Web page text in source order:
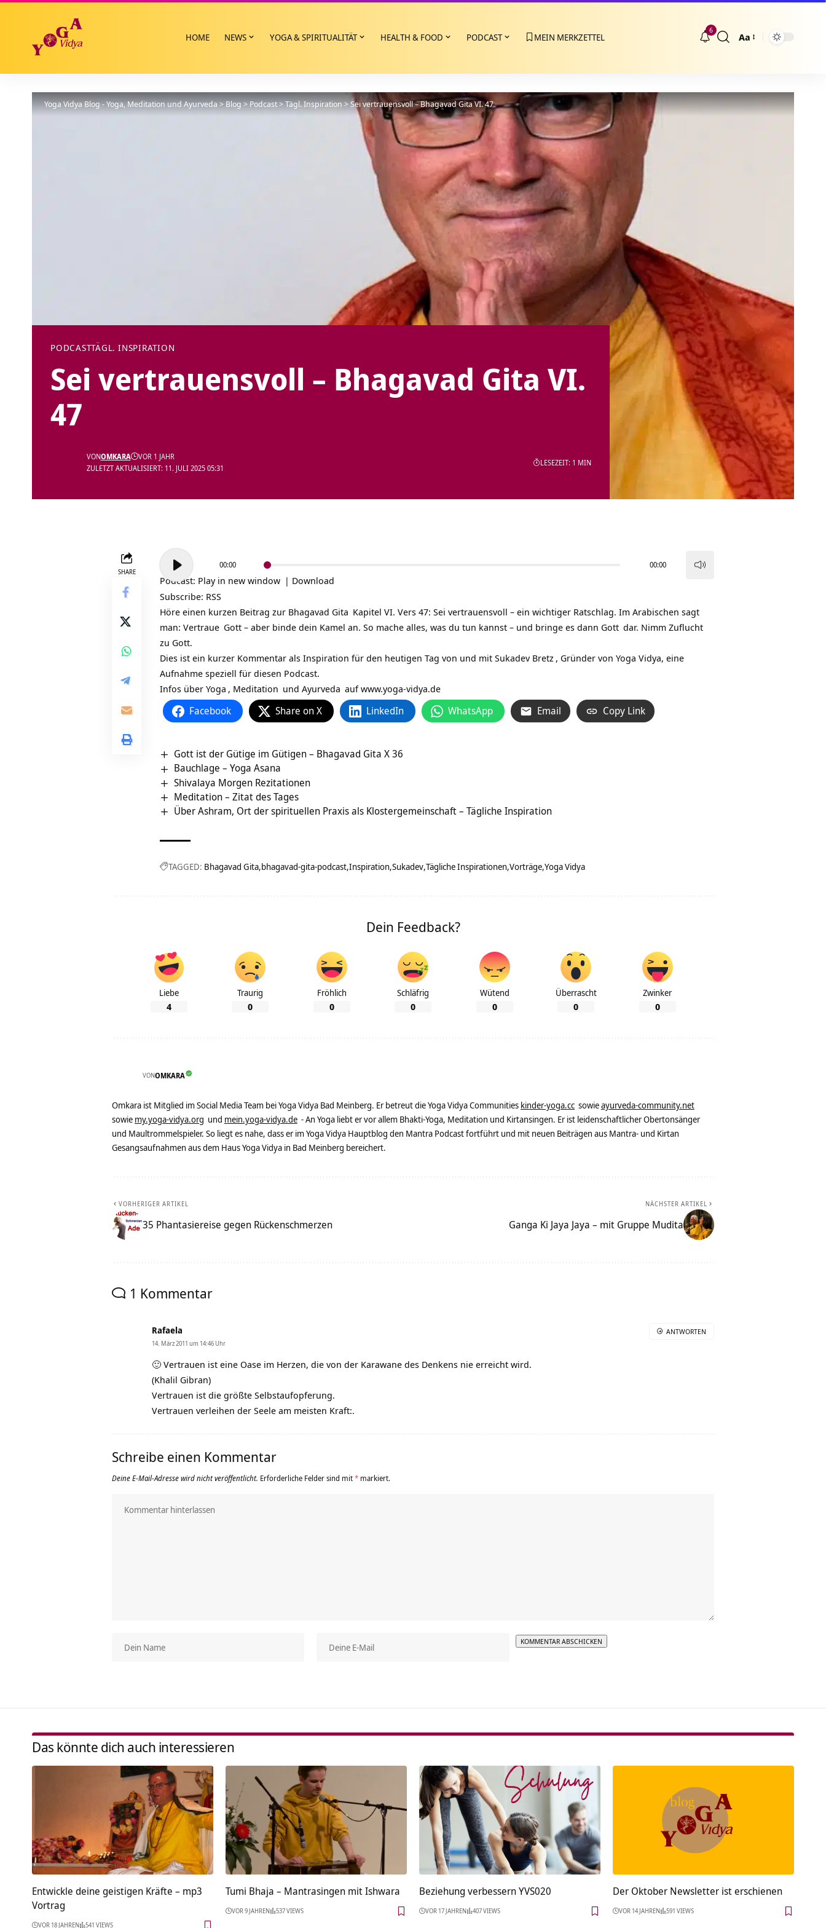
HOME NEWS YOGA & SPIRITUALITÄT HEALTH & FOOD PODCAST MEIN MERKZETTEL
6
Größenänderung
Aa
Yoga Vidya Blog - Yoga, Meditation und Ayurveda>Blog>Podcast>Tägl. Inspiration>Sei vertrauensvoll – Bhagavad Gita VI. 47
PODCASTTÄGL. INSPIRATION
Sei vertrauensvoll – Bhagavad Gita VI.
47
ZULETZT AKTUALISIERT: 11. JULI 2025 05:31
VONOMKARA VOR 1 JAHR
LESEZEIT: 1 MIN
SHARE
Audio-
Player
00:00 00:00
Podcast: Play in new window | Download
Subscribe: RSS
Höre einen kurzen Beitrag zur Bhagavad Gita Kapitel VI. Vers 47: Sei vertrauensvoll – ein wichtiger Ratschlag. Im Arabischen sagt
man: Vertraue Gott – aber binde dein Kamel an. So mache alles, was du tun kannst – und bringe es dann Gott dar. Nimm Zuflucht
zu Gott.
Dies ist ein kurzer Kommentar als Inspiration für den heutigen Tag von und mit Sukadev Bretz , Gründer von Yoga Vidya, eine
Aufnahme speziell für diesen Podcast.
Infos über Yoga , Meditation und Ayurveda aufwww.yoga-vidya.de
Facebook Share on X LinkedIn WhatsApp Email Copy Link
Gott ist der Gütige im Gütigen – Bhagavad Gita X 36
Bauchlage – Yoga Asana
Shivalaya Morgen Rezitationen
Meditation – Zitat des Tages
Über Ashram, Ort der spirituellen Praxis als Klostergemeinschaft – Tägliche Inspiration
TAGGED: Bhagavad Gita bhagavad-gita-podcast Inspiration Sukadev Tägliche Inspirationen Vorträge Yoga Vidya
Dein Feedback?
Liebe
4
Traurig
0
Fröhlich
0
Schläfrig
0
Wütend
0
Überrascht
0
Zwinker
0
VONOMKARA
Omkara ist Mitglied im Social Media Team bei Yoga Vidya Bad Meinberg. Er betreut die Yoga Vidya Communities kinder-yoga.cc sowieayurveda-community.net
sowie my.yoga-vidya.org und mein.yoga-vidya.de - An Yoga liebt er vor allem Bhakti-Yoga, Meditation und Kirtansingen. Er ist leidenschaftlicher Obertonsänger
und Maultrommelspieler. So liegt es nahe, dass er im Yoga Vidya Hauptblog den Mantra Podcast fortführt und mit neuen Beiträgen aus Mantra- und Kirtan
Gesangsaufnahmen aus dem Haus Yoga Vidya in Bad Meinberg bereichert.
VORHERIGER ARTIKEL
35 Phantasiereise gegen Rückenschmerzen
NÄCHSTER ARTIKEL
Ganga Ki Jaya Jaya – mit Gruppe Mudita
1 Kommentar
Rafaela
14. März 2011 um 14:46 Uhr
🙂 Vertrauen ist eine Oase im Herzen, die von der Karawane des Denkens nie erreicht wird.
(Khalil Gibran)
Vertrauen ist die größte Selbstaufopferung.
Vertrauen verleihen der Seele am meisten Kraft:.
ANTWORTEN
Schreibe einen Kommentar
Deine E-Mail-Adresse wird nicht veröffentlicht. Erforderliche Felder sind mit* markiert.
Das könnte dich auch interessieren
Entwickle deine geistigen Kräfte – mp3
Vortrag
VOR 18 JAHREN 541 VIEWS
Tumi Bhaja – Mantrasingen mit Ishwara
VOR 9 JAHREN 537 VIEWS
Beziehung verbessern YVS020
VOR 17 JAHREN 407 VIEWS
Der Oktober Newsletter ist erschienen
VOR 14 JAHREN 591 VIEWS